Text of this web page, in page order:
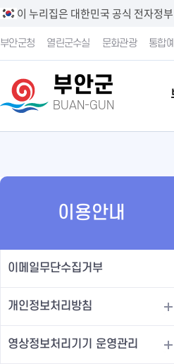
이 누리집은 대한민국 공식 전자정
부안군청 열린군수실 문화관광 통합
부안군
BUAN-GUN
이용안내
이메일무단수집거부
개인정보처리방침
영상정보처리기기 운영관리